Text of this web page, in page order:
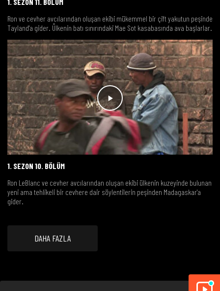
Ron ve cevher avcılarından oluşan ekibi mükemmel bir çift yakutun peşinde
Tayland'a gider. Ülkenin batı sınırındaki Mae Sot kasabasında ava başlarlar.
1. SEZON 10. BÖLÜM
Ron LeBlanc ve cevher avcılarından oluşan ekibi ülkenin kuzeyinde bulunan
yeni ama tehlikeli bir cevhere dair söylentilerin peşinden Madagaskar'a
gider.
DAHA FAZLA